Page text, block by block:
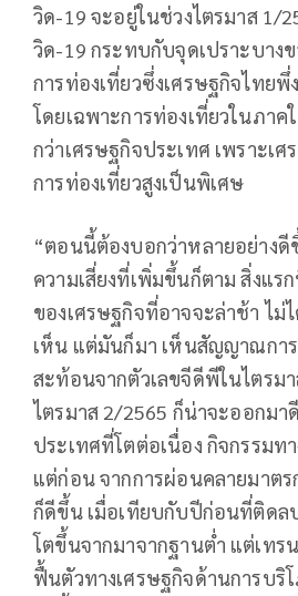
วิด-19 จะอยู่ในช่วงไตรมาส 1/
วิด-19 กระทบกับจุดเปราะบาง
การท่องเที่ยวซึ่งเศรษฐกิจไทย
โดยเฉพาะการท่องเที่ยวในภา
กว่าเศรษฐกิจประเทศ เพราะเ
การท่องเที่ยวสูงเป็นพิเศษ
“ตอนนี้ต้องบอกว่าหลายอย่างดี
ความเสี่ยงที่เพิ่มขึ้นก็ตาม สิ่งแร
ของเศรษฐกิจที่อาจจะล่าช้า ไม่
เห็น แต่มันก็มา เห็นสัญญาณกา
สะท้อนจากตัวเลขจีดีพีในไตรม
ไตรมาส 2/2565 ก็น่าจะออกมา
ประเทศที่โตต่อเนื่อง กิจกรรมท
แต่ก่อน จากการผ่อนคลายมาตร
ก็ดีขึ้น เมื่อเทียบกับปีก่อนที่ติดล
โตขึ้นจากมาจากฐานต่ำ แต่เทร
ฟื้นตัวทางเศรษฐกิจด้านการบริ